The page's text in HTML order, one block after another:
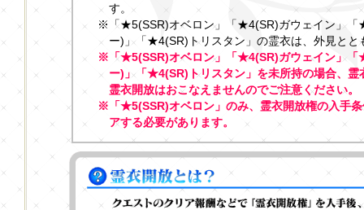
す。
※「★5(SSR)オベロン」「★4(SR)ガウェイン」「
ー)」「★4(SR)トリスタン」の霊衣は、外見とと
※「★5(SSR)オベロン」「★4(SR)ガウェイン」「
ー)」「★4(SR)トリスタン」を未所持の場合、霊
霊衣開放はおこなえませんのでご注意ください。
※「★5(SSR)オベロン」のみ、霊衣開放権の入手
アする必要があります。